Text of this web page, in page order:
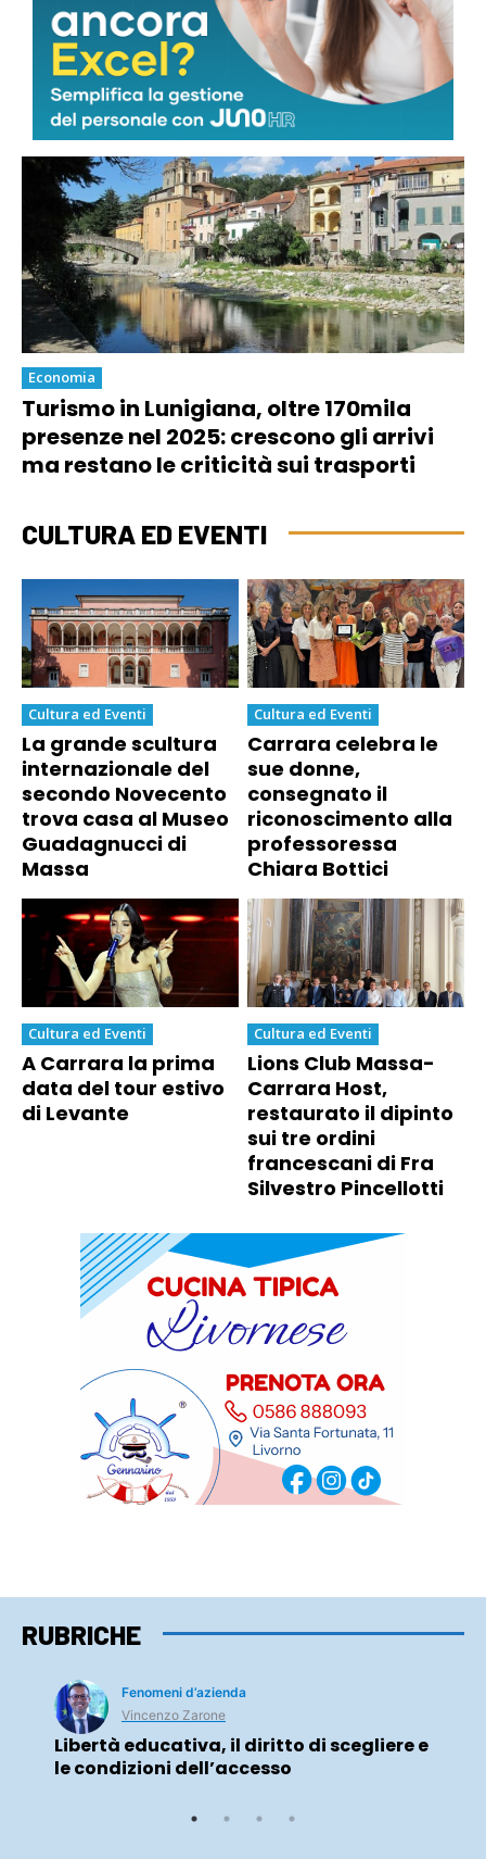
Marmo, la sindaca Arrighi sulle
quantità sostenibili: “Nessun via libera
a nuova escavazione”
Economia
Turismo in Lunigiana, oltre 170mila
presenze nel 2025: crescono gli arrivi
ma restano le criticità sui trasporti
CULTURA ED EVENTI
Cultura ed Eventi
La grande scultura
internazionale del
secondo Novecento
trova casa al Museo
Guadagnucci di
Massa
Cultura ed Eventi
Carrara celebra le
sue donne,
consegnato il
riconoscimento alla
professoressa
Chiara Bottici
Cultura ed Eventi
A Carrara la prima
data del tour estivo
di Levante
Cultura ed Eventi
Lions Club Massa-
Carrara Host,
restaurato il dipinto
sui tre ordini
francescani di Fra
Silvestro Pincellotti
RUBRICHE
Fenomeni d’azienda
Vincenzo Zarone
Libertà educativa, il diritto di scegliere e
le condizioni dell’accesso